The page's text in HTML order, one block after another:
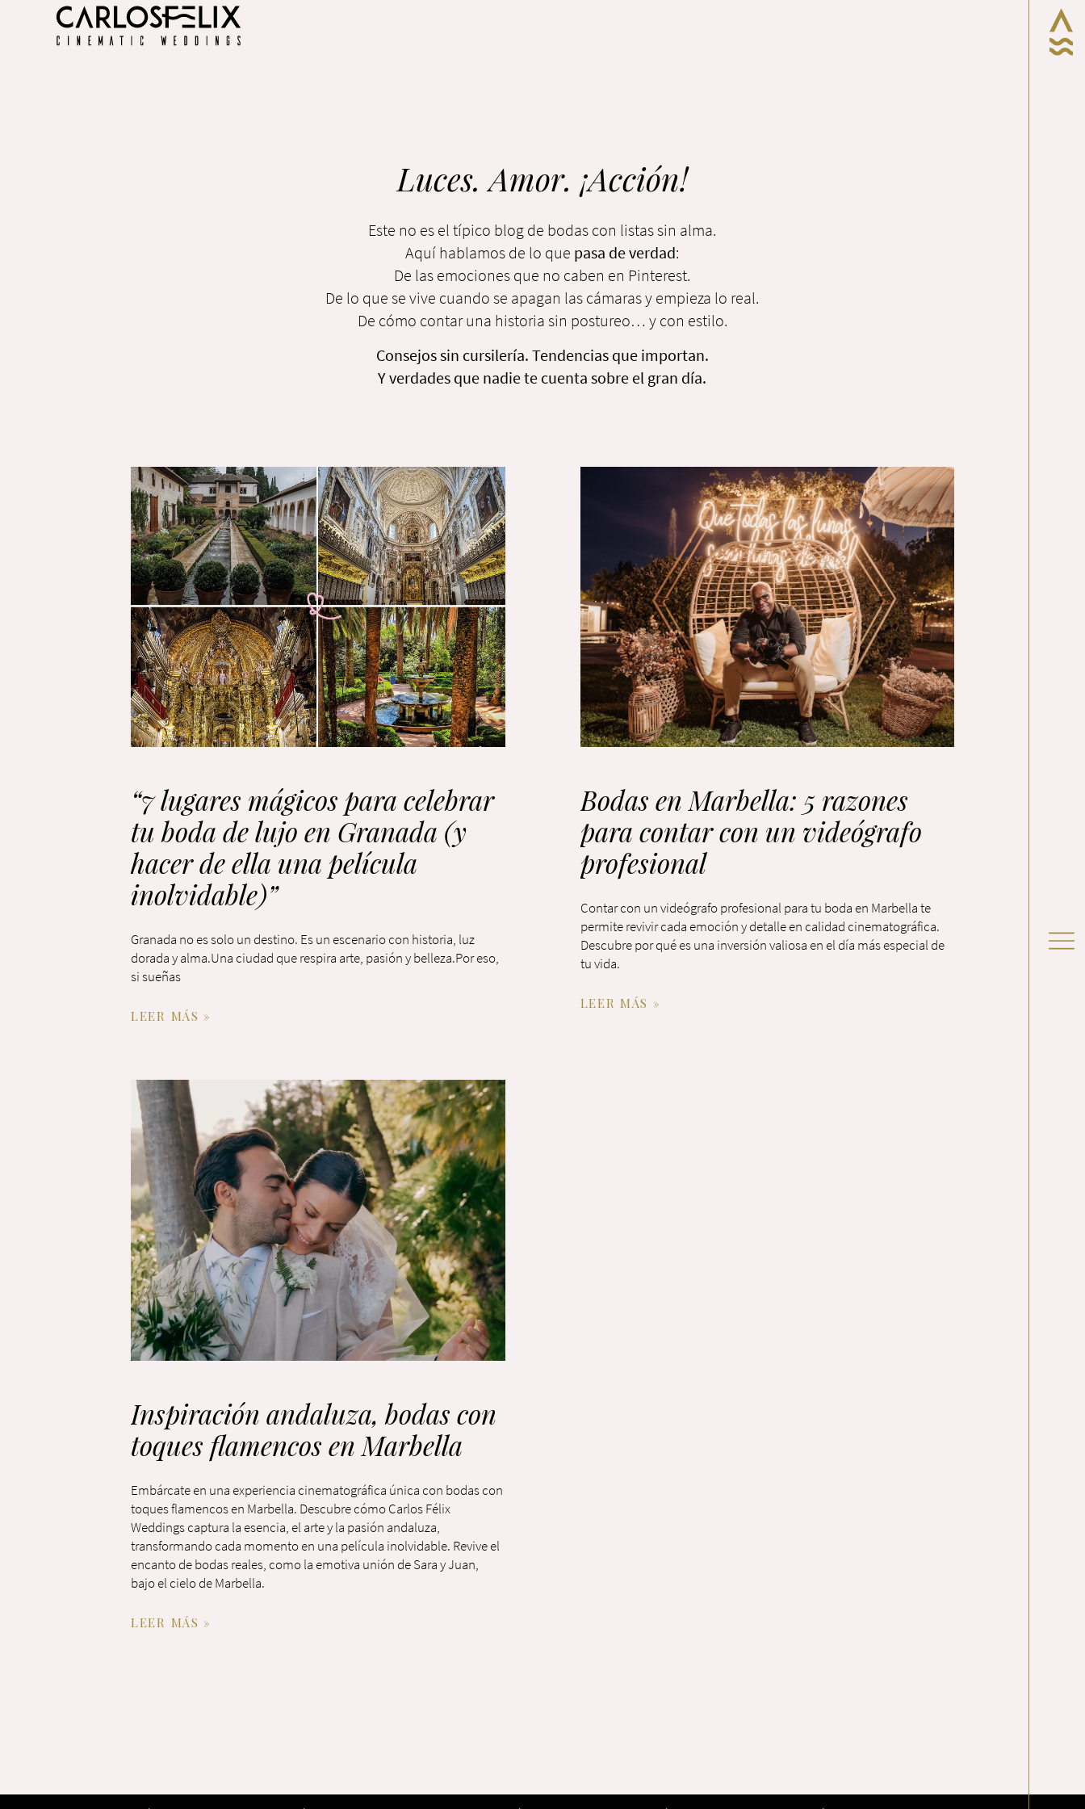
Luces. Amor. ¡Acción!
Este no es el típico blog de bodas con listas sin alma.
Aquí hablamos de lo que pasa de verdad:
De las emociones que no caben en Pinterest.
De lo que se vive cuando se apagan las cámaras y empieza lo real.
De cómo contar una historia sin postureo… y con estilo.
Consejos sin cursilería. Tendencias que importan.
Y verdades que nadie te cuenta sobre el gran día.
“7 lugares mágicos para celebrar
tu boda de lujo en Granada (y
hacer de ella una película
inolvidable)”
Granada no es solo un destino. Es un escenario con historia, luz
dorada y alma.Una ciudad que respira arte, pasión y belleza.Por eso,
si sueñas
LEER MÁS »
Bodas en Marbella: 5 razones
para contar con un videógrafo
profesional
Contar con un videógrafo profesional para tu boda en Marbella te
permite revivir cada emoción y detalle en calidad cinematográfica.
Descubre por qué es una inversión valiosa en el día más especial de
tu vida.
LEER MÁS »
Inspiración andaluza, bodas con
toques flamencos en Marbella
Embárcate en una experiencia cinematográfica única con bodas con
toques flamencos en Marbella. Descubre cómo Carlos Félix
Weddings captura la esencia, el arte y la pasión andaluza,
transformando cada momento en una película inolvidable. Revive el
encanto de bodas reales, como la emotiva unión de Sara y Juan,
bajo el cielo de Marbella.
LEER MÁS »